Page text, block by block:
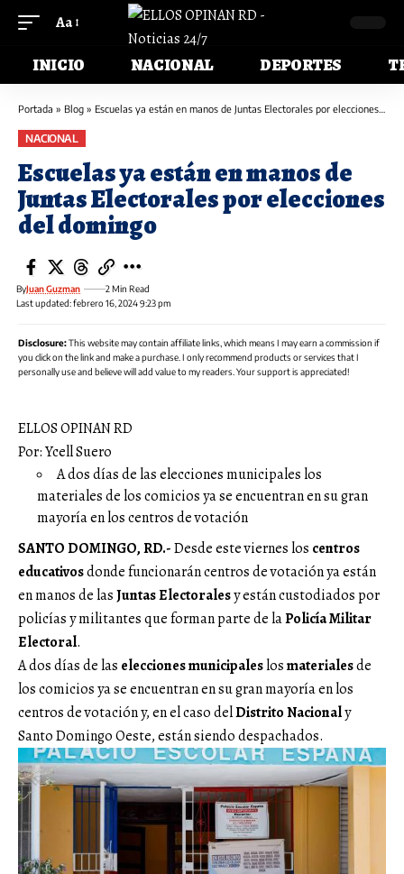
Aa
INICIO NACIONAL DEPORTES
Portada » Blog » Escuelas ya están en manos de Juntas Electorales por elecciones del domingo
NACIONAL
Escuelas ya están en manos de
Juntas Electorales por elecciones
del domingo
Last updated: febrero 16, 2024 9:23 pm
ByJuan Guzman 2 Min Read
Disclosure:This website may contain affiliate links, which means I may earn a commission if
you click on the link and make a purchase. I only recommend products or services that I
personally use and believe will add value to my readers. Your support is appreciated!
ELLOS OPINAN RD
Por: Ycell Suero
A dos días de las elecciones municipales los
materiales de los comicios ya se encuentran en su gran
mayoría en los centros de votación
SANTO DOMINGO, RD.-Desde este viernes los centros
educativosdonde funcionarán centros de votación ya están
en manos de lasJuntas Electoralesy están custodiados por
policías y militantes que forman parte de laPolicía Militar
Electoral.
A dos días de las elecciones municipaleslosmaterialesde
los comicios ya se encuentran en su gran mayoría en los
centros de votación y, en el caso delDistrito Nacionaly
Santo Domingo Oeste, están siendo despachados.